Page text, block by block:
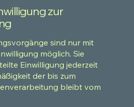
zur
sind nur mit
möglich. Sie
Einwilligung jederzeit
der bis zum
bleibt vom